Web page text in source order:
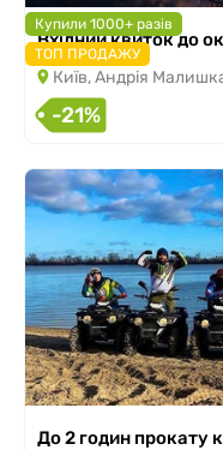
Купили 1000+ разів
ТОП ПРОДАЖУ
Вхідний квиток до
Київ, Андрія
-21%
До 2 годин прокату